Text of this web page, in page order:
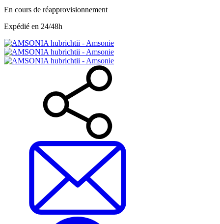
En cours de réapprovisionnement
Expédié en 24/48h